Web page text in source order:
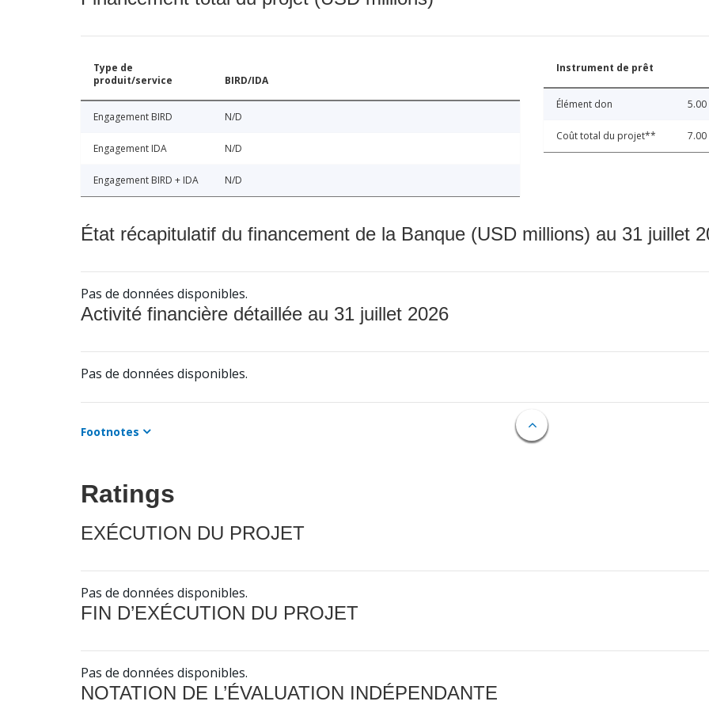
Type de
produit/service
BIRD/IDA
Engagement BIRD N/D
Engagement IDA N/D
Engagement BIRD + IDA N/D
Instrument de prêt
Élément don 5.00
Coût total du projet** 7.00
État récapitulatif du financement de la Banque (USD millions) au 31 juillet
Pas de données disponibles.
Activité financière détaillée au 31 juillet 2026
Pas de données disponibles.
Footnotes
Ratings
EXÉCUTION DU PROJET
Pas de données disponibles.
FIN D’EXÉCUTION DU PROJET
Pas de données disponibles.
NOTATION DE L’ÉVALUATION INDÉPENDANTE